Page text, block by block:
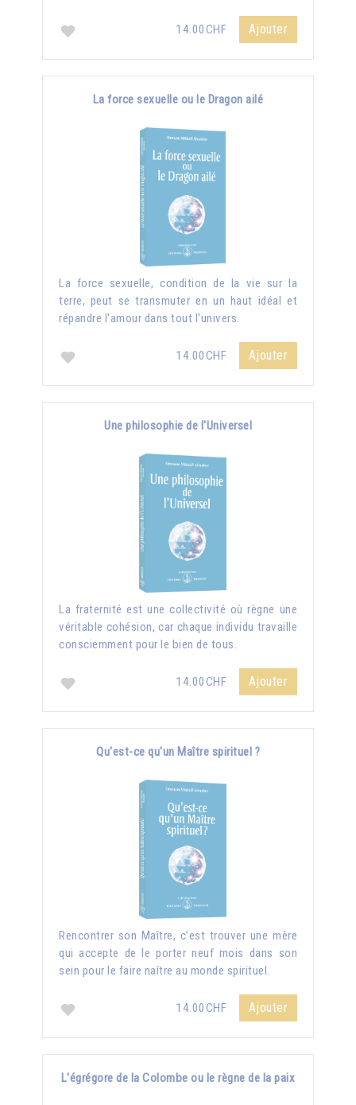
14.00CHF Ajouter
La force sexuelle ou le Dragon ailé
La force sexuelle, condition de la vie sur la
terre, peut se transmuter en un haut idéal et
répandre l'amour dans tout l'univers.
14.00CHF Ajouter
Une philosophie de l'Universel
La fraternité est une collectivité où règne une
véritable cohésion, car chaque individu travaille
consciemment pour le bien de tous.
14.00CHF Ajouter
Qu'est-ce qu'un Maître spirituel ?
Rencontrer son Maître, c’est trouver une mère
qui accepte de le porter neuf mois dans son
sein pour le faire naître au monde spirituel.
14.00CHF Ajouter
L'égrégore de la Colombe ou le règne de la paix